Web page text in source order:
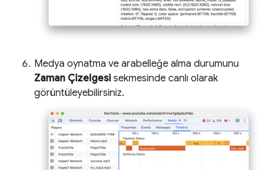
Medya oynatma ve arabelleğe alma durumunu
Zaman Çizelgesi sekmesinde canlı olarak
görüntüleyebilirsiniz.